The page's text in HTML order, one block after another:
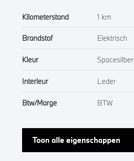
Kilometerstand 1 km
Brandstof Elektrisch
Kleur Spacesilber
Interieur Leder
Btw/Marge BTW
Toon alle eigenschappen